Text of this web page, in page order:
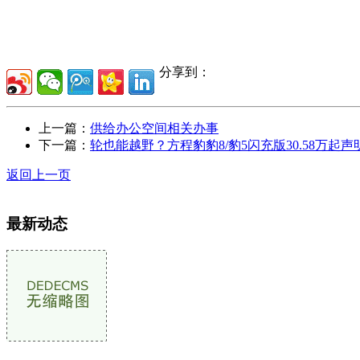
分享到：
上一篇： 供给办公空间相关办事
下一篇： 轮也能越野？方程豹豹8/豹5闪充版30.58万起声
返回上一页
最新动态